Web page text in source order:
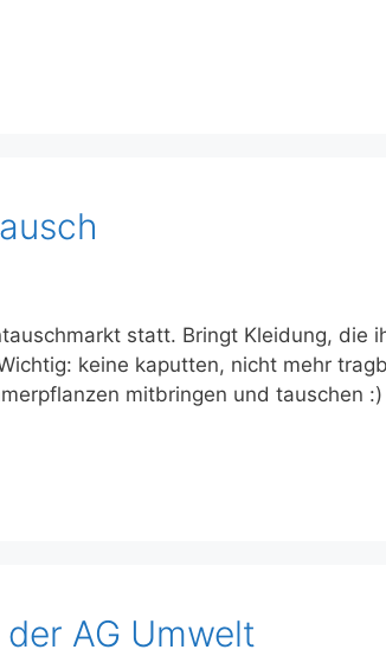
statt. Bringt Kleidung, die
keine kaputten, nicht mehr
mitbringen und tauschen :)
AG Umwelt